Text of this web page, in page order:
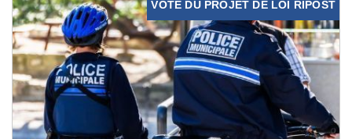
VOTE DU PROJET DE LOI RIPOST